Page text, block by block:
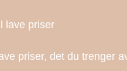
lave priser
priser, det du trenger